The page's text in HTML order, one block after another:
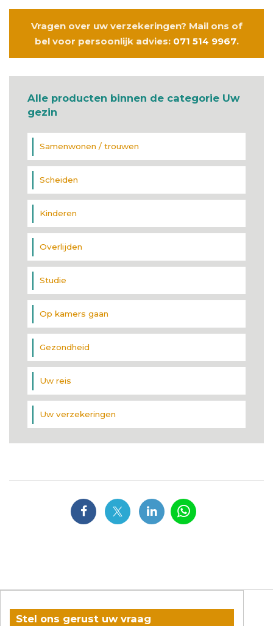
Vragen over uw verzekeringen? Mail ons of
bel voor persoonlijk advies: 071 514 9967.
Alle producten binnen de categorie Uw
gezin
Samenwonen / trouwen
Scheiden
Kinderen
Overlijden
Studie
Op kamers gaan
Gezondheid
Uw reis
Uw verzekeringen
Stel ons gerust uw vraag